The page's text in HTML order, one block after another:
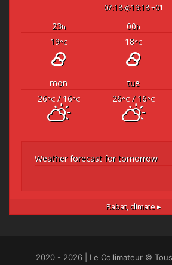
07:18 19:18 +01
23h 00h
19°C 18°C
mon tue
26°C/ 16°C 26°C/ 16°C
Weather forecast for tomorrow
Rabat, climate ▸
2020 - 2026 | Le Collimateur ©